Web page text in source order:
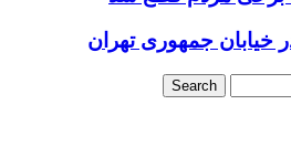
خیابان جمهوری تهران